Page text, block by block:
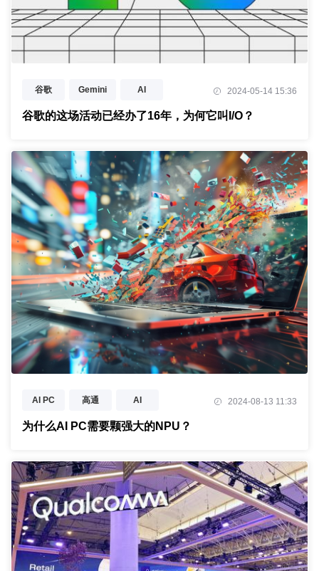
谷歌 Gemini AI
Google I/O 2024 大模型
2024-05-14 15:36
谷歌的这场活动已经办了16年，为何它叫I/O？
AI PC 高通 AI
端侧AI 生成式AI NPU
2024-08-13 11:33
为什么AI PC需要颗强大的NPU？